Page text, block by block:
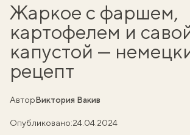
Жаркое с фаршем,
картофелем и
капустой —
рецепт
АвторВиктория Вакив
Опубликовано:24.04.2024